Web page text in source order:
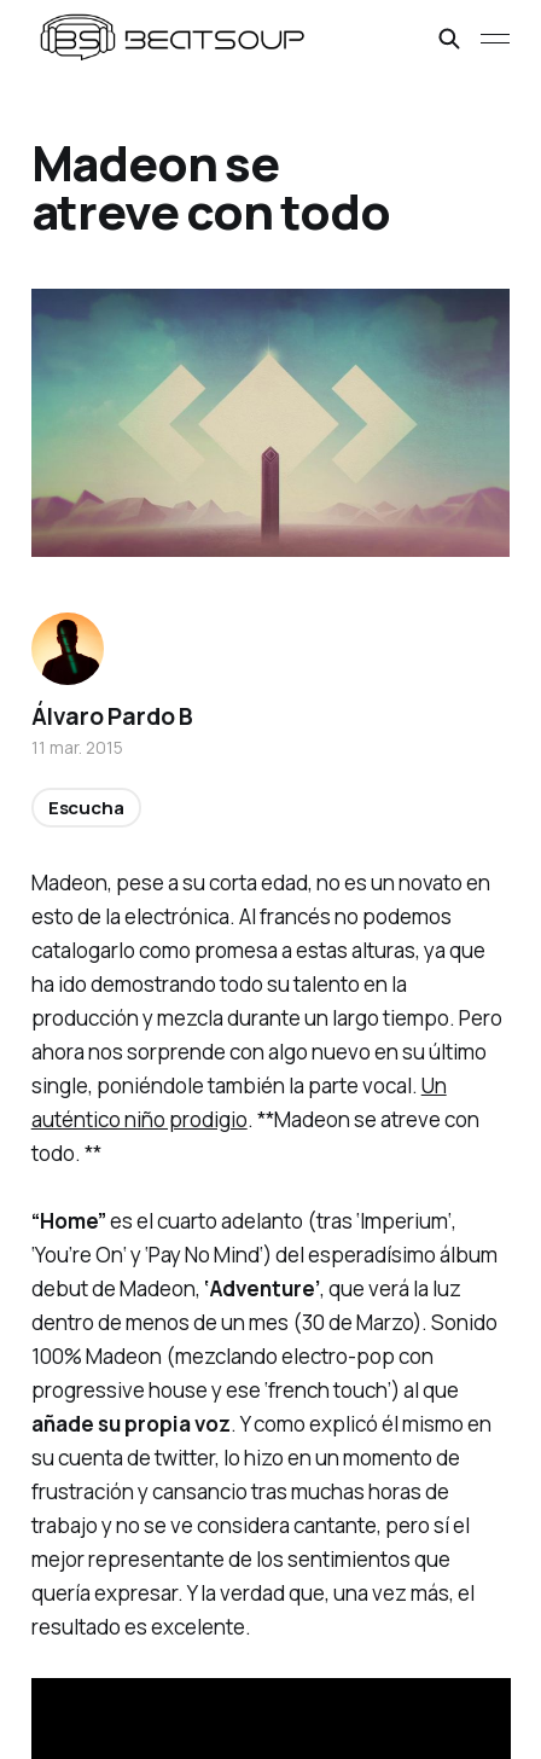
Madeon se
atreve con todo
Madeon, pese a su corta edad, no es un novato en
esto de la electrónica. Al francés no podemos
catalogarlo como promesa a estas alturas, ya que
ha ido demostrando todo su talento en la
producción y mezcla durante un largo tiempo. Pero
ahora nos sorprende con algo nuevo en su último
single, poniéndole también la parte vocal. Un
auténtico niño prodigio. **Madeon se atreve con
todo. **
“Home”es el cuarto adelanto (tras‘Imperium‘,
‘You’re On‘ y ‘Pay No Mind‘) del esperadísimo álbum
debut de Madeon, ‘Adventure’, que verá la luz
dentro de menos de un mes (30 de Marzo). Sonido
100% Madeon (mezclando electro-pop con
progressive house y ese‘french touch’) al que
añade su propia voz. Y como explicó él mismo en
su cuenta de twitter, lo hizo en un momento de
frustración y cansancio tras muchas horas de
trabajo y no se ve considera cantante, pero sí el
mejor representante de los sentimientos que
quería expresar. Y la verdad que, una vez más, el
resultado es excelente.
Álvaro Pardo B
11 mar. 2015
Escucha